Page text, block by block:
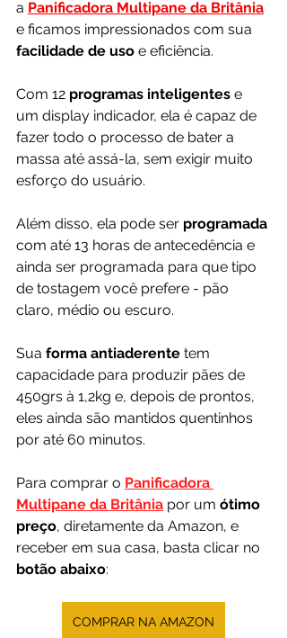
a Panificadora Multipane da Britânia
e ficamos impressionados com sua
facilidade de uso e eficiência.
Com 12 programas inteligentes e
um display indicador, ela é capaz de
fazer todo o processo de bater a
massa até assá-la, sem exigir muito
esforço do usuário.
Além disso, ela pode ser programada
com até 13 horas de antecedência e
ainda ser programada para que tipo
de tostagem você prefere - pão
claro, médio ou escuro.
Sua forma antiaderente tem
capacidade para produzir pães de
450grs à 1,2kg e, depois de prontos,
eles ainda são mantidos quentinhos
por até 60 minutos.
Para comprar o Panificadora
Multipane da Britânia por um ótimo
preço, diretamente da Amazon, e
receber em sua casa, basta clicar no
botão abaixo:
COMPRAR NA AMAZON